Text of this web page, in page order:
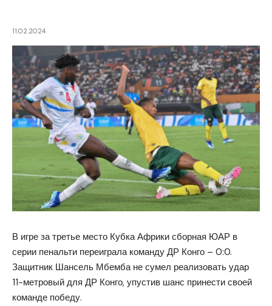
11.02.2024
В игре за третье место Кубка Африки сборная ЮАР в
серии пенальти переиграла команду ДР Конго – 0:0.
Защитник Шансель Мбемба не сумел реализовать удар
11-метровый для ДР Конго, упустив шанс принести своей
команде победу.